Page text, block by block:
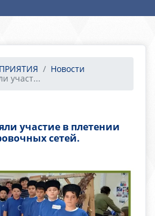
Новости
участ...
участие в плетении
сетей.